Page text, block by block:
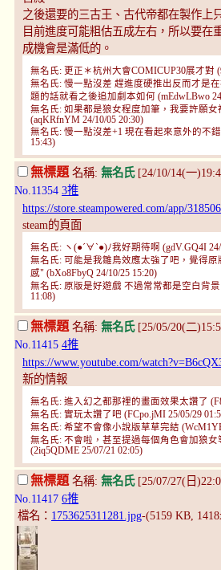
之後還要的三古王、古代帝都在製作上
目前進度可能粗估五成左右，所以要在
成機會是滿低的。
無名氏: 更正＊杭州大會COMICUP30展才對
無名氏: 慢一點沒差 趕進度硬推出反而才是
題的話就看之後追加劇本如何 (mEdwLBwo
無名氏: 如果都是狼女程度加筆，我要許願女
(aqKRfnYM 24/10/05 20:30)
無名氏: 慢一點沒差+1 現在看起來意外的不錯
15:43)
無標題 名稱: 無名氏[24/10/14(一
No.11354 3推
https://store.steampowered.com/app/
steam的頁面
無名氏: ヽ(●´∀`●)ﾉ我好期待啊 (gdV.GQ4I 24/
無名氏: 可能是我雛鳥效應太強了吧，覺得
感" (bXo8FbyQ 24/10/25 15:20)
無名氏: 原版是好遊戲 不過常常都是空白背景
11:08)
無標題 名稱: 無名氏[25/05/20(二
No.11415 4推
https://www.youtube.com/
新的情報
無名氏: 進入幻之都那裡的畫面效果太讚了
無名氏: 實玩太讚了吧 (FCpo.jMI 25/05/29
無名氏: 希望不會像小說版草草完結
無名氏: 不會啦，甚至提過每個角色會加狼女
(2iq5QDME 25/07/21 02:05)
無標題名稱: 無名氏[25/07/27(日
No.11417 6推
檔名： 1753625311281.jpg-(5159 KB,